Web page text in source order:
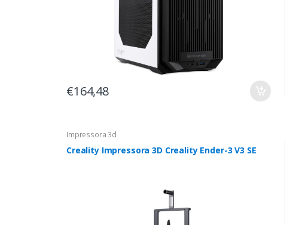
€164,48
Impressora 3d
Creality Impressora 3D Creality Ender-3 V3 SE